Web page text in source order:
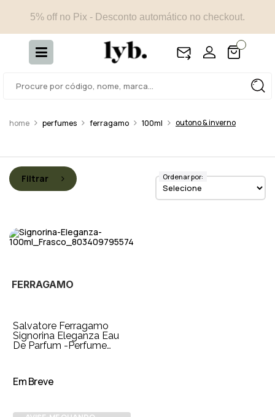
5% off no Pix - Desconto automático no checkout.
perfumes ferragamo 100ml outono & inverno
Filtrar Ordenar por:
FERRAGAMO
Salvatore Ferragamo
Signorina Eleganza Eau
De Parfum -Perfume
Em Breve